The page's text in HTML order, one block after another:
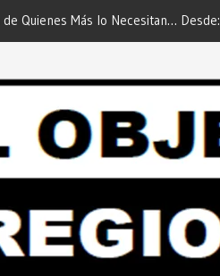
de Quienes Más lo Necesitan… Desde:
Regional”.